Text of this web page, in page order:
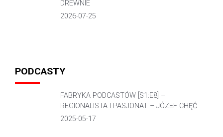
DREWNIE
2026-07-25
PODCASTY
FABRYKA PODCASTÓW [S1:E8] –
REGIONALISTA I PASJONAT – JÓZEF CHĘĆ
2025-05-17